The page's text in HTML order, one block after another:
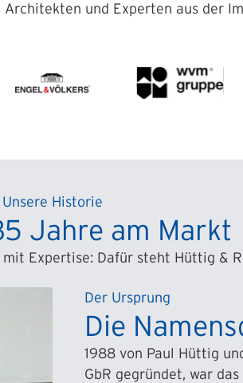
und Experten aus der
Unsere Historie
Jahre am Markt
Expertise: Dafür steht Hüttig &
Der Ursprung
Die
1988 von Paul Hüttig
GbR gegründet, war